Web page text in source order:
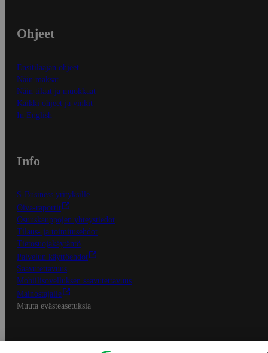
Ohjeet
Ensitilaajan ohjeet
Näin maksat
Näin tilaat ja muokkaat
Kaikki ohjeet ja vinkit
In English
Info
S-Business yrityksille
Oiva-raportit
Osuuskauppojen yhteystiedot
Tilaus- ja toimitusehdot
Tietosuojakäytäntö
Palvelun käyttöehdot
Saavutettavuus
Mobiilisovelluksen saavutettavuus
Mainostajalle
Muuta evästeasetuksia